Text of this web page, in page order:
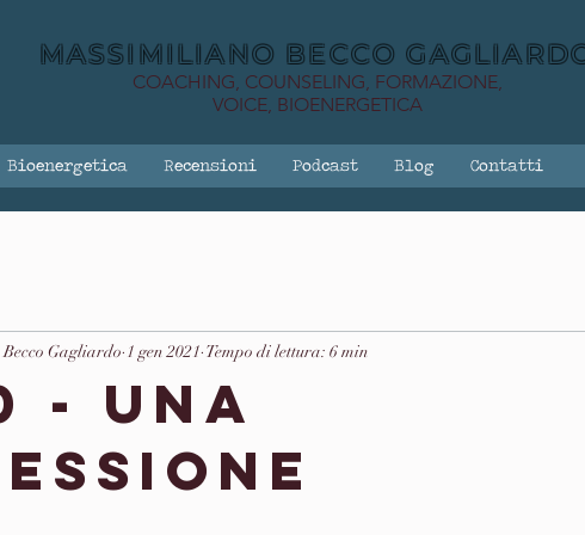
MASSIMILIANO BECCO
COACHING, COUNSELING, FORMAZIONE,
VOICE, BIOENERGETICA
Bioenergetica Recensioni Podcast Blog Contatti
- una
Gagliardo 1 gen 2021 Tempo di lettura: 6 min